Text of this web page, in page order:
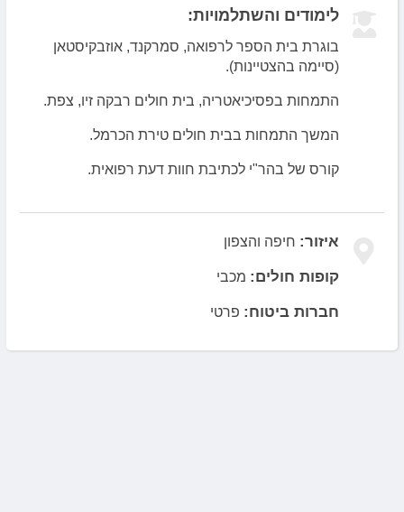
לימודים והשתלמויות:
בוגרת בית הספר לרפואה, סמרקנד, אוזבקיסטאן
(סיימה בהצטיינות).
התמחות בפסיכיאטריה, בית חולים רבקה זיו, צפת.
המשך התמחות בבית חולים טירת הכרמל.
קורס של בהר"י לכתיבת חוות דעת רפואית.
איזור: חיפה והצפון
קופות חולים: מכבי
חברות ביטוח: פרטי